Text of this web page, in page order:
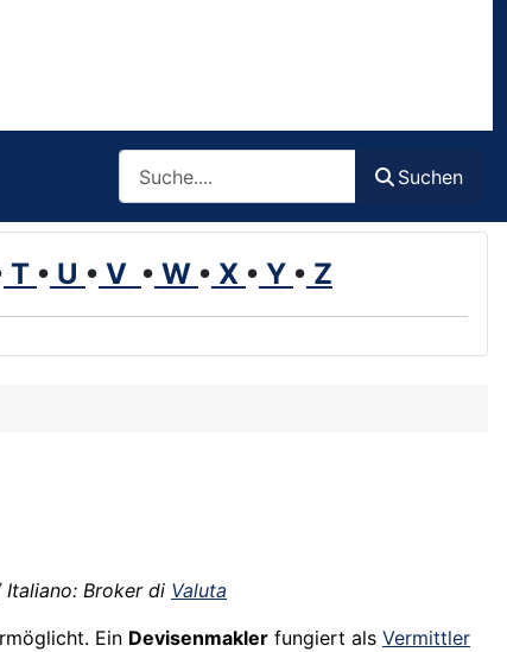
Suchen
T • U • V • W • X • Y • Z
Broker di Valuta
Ein Devisenmakler fungiert als Vermittler